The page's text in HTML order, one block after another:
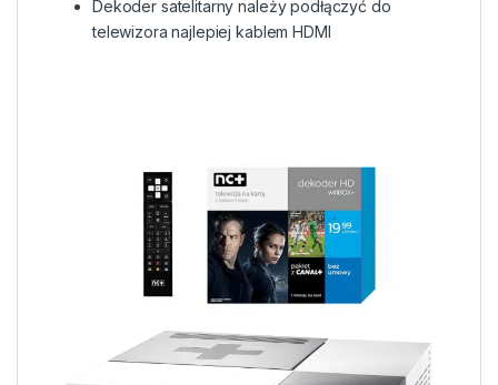
Dekoder satelitarny należy podłączyć do
telewizora najlepiej kablem HDMI